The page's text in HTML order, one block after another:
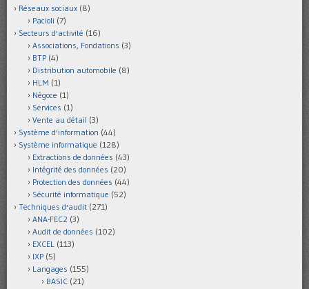
Réseaux sociaux (8)
Pacioli (7)
Secteurs d'activité (16)
Associations, Fondations (3)
BTP (4)
Distribution automobile (8)
HLM (1)
Négoce (1)
Services (1)
Vente au détail (3)
Système d'information (44)
Système informatique (128)
Extractions de données (43)
Intégrité des données (20)
Protection des données (44)
Sécurité informatique (52)
Techniques d'audit (271)
ANA-FEC2 (3)
Audit de données (102)
EXCEL (113)
IXP (5)
Langages (155)
BASIC (21)